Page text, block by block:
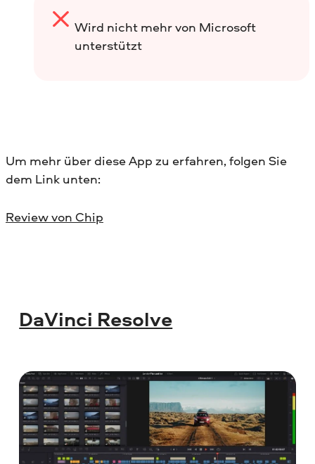
Wird nicht mehr von Microsoft
unterstützt
Um mehr über diese App zu erfahren, folgen Sie
dem Link unten:
Review von Chip
DaVinci Resolve